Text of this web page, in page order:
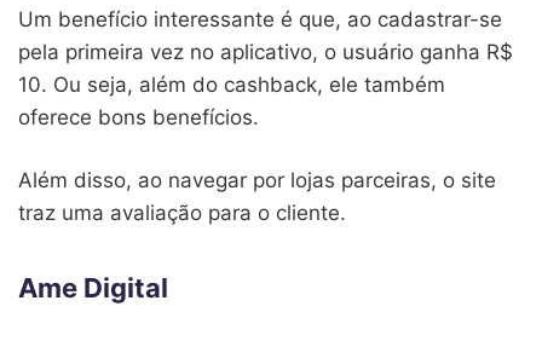
Um benefício interessante é que, ao cadastrar-se
pela primeira vez no aplicativo, o usuário ganha R$
10. Ou seja, além do cashback, ele também
oferece bons benefícios.
Além disso, ao navegar por lojas parceiras, o site
traz uma avaliação para o cliente.
Ame Digital